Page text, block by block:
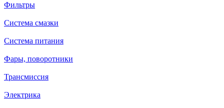
Фильтры
Система смазки
Система питания
Фары, поворотники
Трансмиссия
Электрика